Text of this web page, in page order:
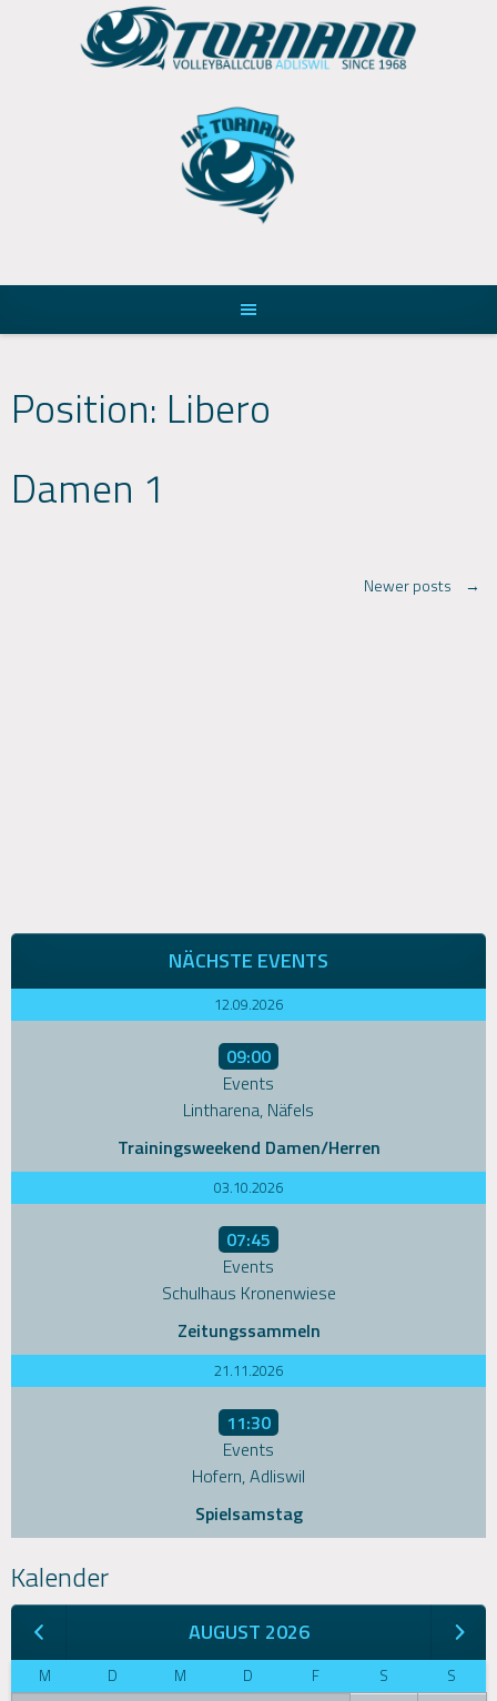
Position: Libero
Damen 1
Newer posts →
NÄCHSTE EVENTS
12.09.2026
09:00
Events
Lintharena, Näfels
Trainingsweekend Damen/Herren
03.10.2026
07:45
Events
Schulhaus Kronenwiese
Zeitungssammeln
21.11.2026
11:30
Events
Hofern, Adliswil
Spielsamstag
Kalender
AUGUST 2026
M D M D F S S